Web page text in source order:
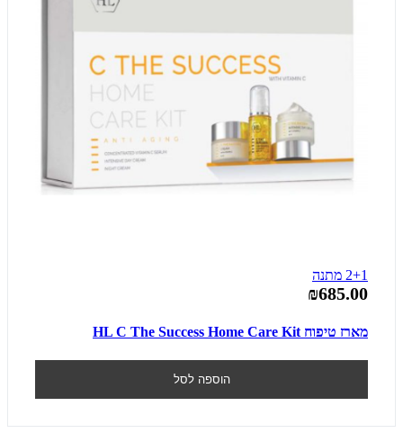
2+1 מתנה
₪685.00
מארז טיפוח HL C The Success Home Care Kit
הוספה לסל